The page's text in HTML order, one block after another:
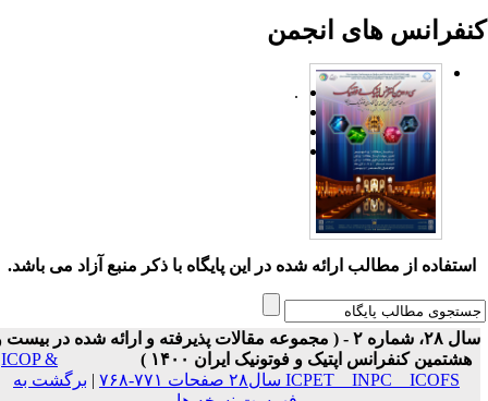
های انجمن
.
استفاده از مطالب ارائه شده در این پایگاه با ذکر منبع آزاد می باشد.
سال ۲۸، شماره ۲ - ( مجموعه مقالات پذیرفته و ارائه شده در بیست و
هشتمین کنفرانس اپتیک و فوتونیک ایران ۱۴۰۰ )
ICOP &
ICPET _ INPC _ ICOFS سال۲۸ صفحات ۷۷۱-۷۶۸
|برگشت به